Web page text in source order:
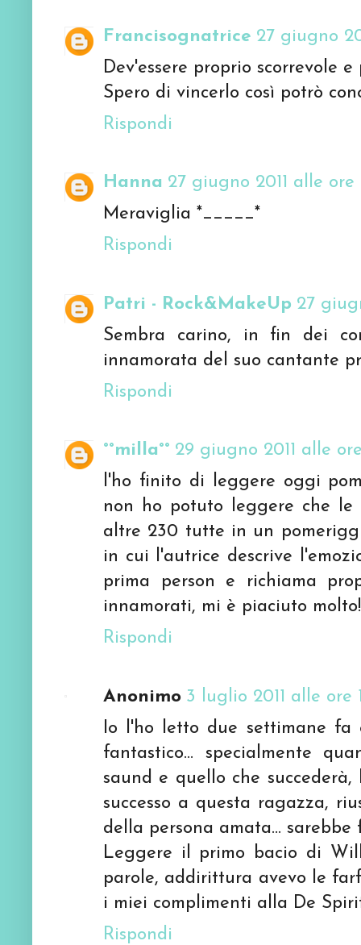
Francisognatrice 27 giugno
Dev'essere proprio scorrevole
Spero di vincerlo così potrò
Rispondi
Hanna 27 giugno 2011 alle ore
Meraviglia *_____*
Rispondi
Patri - Rock&MakeUp 27
Sembra carino, in fin dei
innamorata del suo cantante
Rispondi
°°milla°° 29 giugno 2011 alle
l'ho finito di leggere oggi
non ho potuto leggere che
altre 230 tutte in un
in cui l'autrice descrive
prima person e richiama
innamorati, mi è piaciuto molto!
Rispondi
Anonimo 3 luglio 2011 alle ore
Io l'ho letto due settimane
fantastico... specialmente
saund e quello che
successo a questa ragazza,
della persona amata... sarebbe
Leggere il primo bacio di
parole, addirittura avevo le
i miei complimenti alla De
Rispondi